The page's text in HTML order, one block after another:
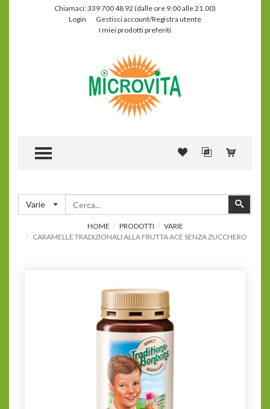
Chiamaci: 339 700 48 92 (dalle ore 9.00 alle 21.00)
Login
Gestisci account/Registra utente
I miei prodotti preferiti
TOGGLE MENU
Varie
HOME PRODOTTI
VARIE
CARAMELLE TRADIZIONALI ALLA FRUTTA ACE SENZA ZUCCHERO